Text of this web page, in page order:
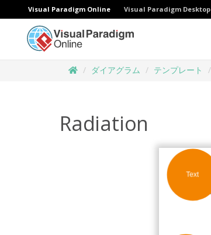
Visual Paradigm Online Visual Paradigm Desktop
ダイアグラム テンプレート
Radiation